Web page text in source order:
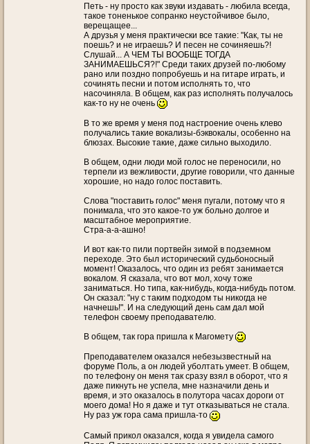
Петь - ну просто как звуки издавать - любила всегда,
такое тоненькое сопранко неустойчивое было,
верещащее...
А друзья у меня практически все такие: "Как, ты не
поешь? и не играешь? И песен не сочиняешь?!
Слушай... А ЧЕМ ТЫ ВООБЩЕ ТОГДА
ЗАНИМАЕШЬСЯ?!" Среди таких друзей по-любому
рано или поздно попробуешь и на гитаре играть, и
сочинять песни и потом исполнять то, что
насочиняла. В общем, как раз исполнять получалось
как-то ну не очень
В то же время у меня под настроение очень клево
получались такие вокализы-бэквокалы, особенно на
блюзах. Высокие такие, даже сильно выходило.
В общем, одни люди мой голос не переносили, но
терпели из вежливости, другие говорили, что данные
хорошие, но надо голос поставить.
Слова "поставить голос" меня пугали, потому что я
понимала, что это какое-то уж больно долгое и
масштабное мероприятие.
Стра-а-а-ашно!
И вот как-то пили портвейн зимой в подземном
переходе. Это был исторический судьбоносный
момент! Оказалось, что один из ребят занимается
вокалом. Я сказала, что вот мол, хочу тоже
заниматься. Но типа, как-нибудь, когда-нибудь потом.
Он сказал: "ну с таким подходом ты никогда не
начнешь!". И на следующий день сам дал мой
телефон своему преподавателю.
В общем, так гора пришла к Магомету
Преподавателем оказался небезызвестный на
форуме Поль, а он людей уболтать умеет. В общем,
по телефону он меня так сразу взял в оборот, что я
даже пикнуть не успела, мне назначили день и
время, и это оказалось в полутора часах дороги от
моего дома! Но я даже и тут отказываться не стала.
Ну раз уж гора сама пришла-то
Самый прикол оказался, когда я увидела самого